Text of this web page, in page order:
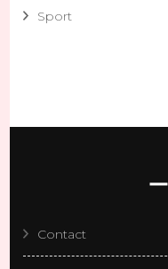
Sport
Contact